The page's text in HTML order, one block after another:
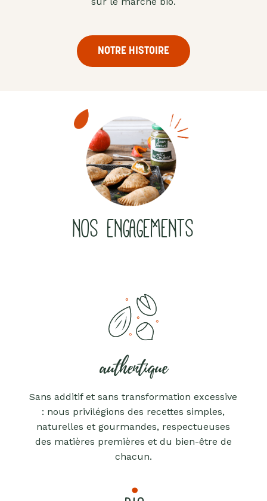
NOTRE HISTOIRE
NOS ENGAGEMENTS
authentique
Sans additif et sans transformation excessive
: nous privilégions des recettes simples,
naturelles et gourmandes, respectueuses
des matières premières et du bien-être de
chacun.